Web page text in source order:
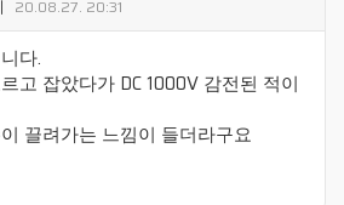
20.08.27. 20:31
다.
고 잡았다가 DC 1000V 감전된 적이
끌려가는 느낌이 들더라구요